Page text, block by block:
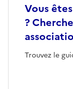
Vous
?
Trouvez le